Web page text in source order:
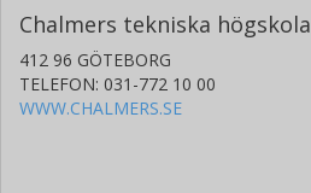
Chalmers tekniska högskola
412 96 GÖTEBORG
TELEFON: 031-772 10 00
WWW.CHALMERS.SE